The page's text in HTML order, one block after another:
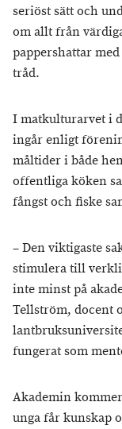
seriöst sätt och
om allt från
pappershattar
tråd.
I matkulturarvet i
ingår enligt
måltider i både
offentliga köken
fångst och fiske
– Den viktigaste
stimulera till
inte minst på
Tellström, docent
fungerat som
Akademin
unga får kunskap